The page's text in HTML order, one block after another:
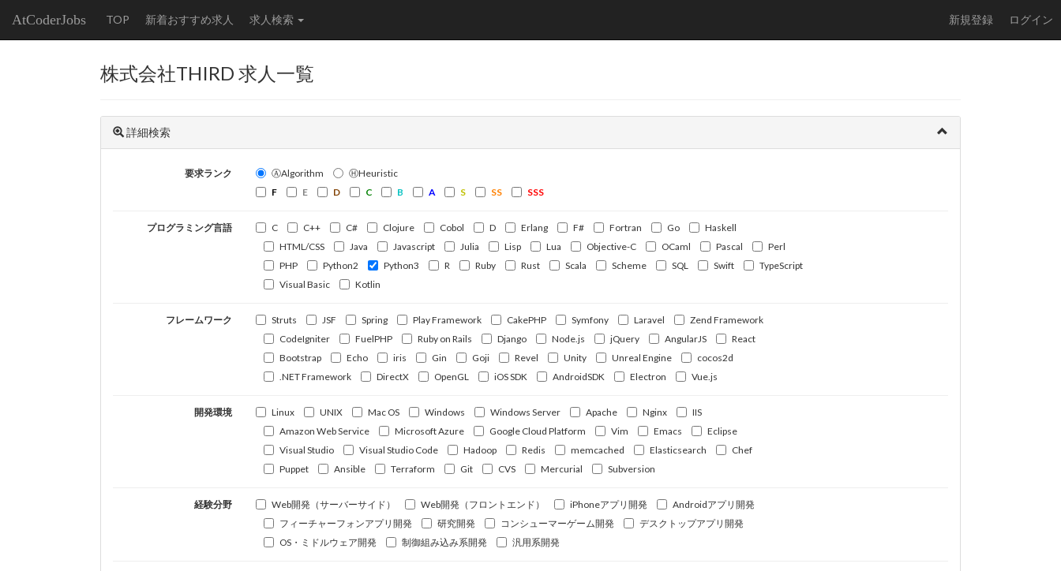
AtCoderJobs TOP 新着おすすめ求人 求人検索 新規登録 ログイン
株式会社THIRD 求人一覧
詳細検索
要求ランク ⒶAlgorithm
ⒽHeuristic
F
E D C B A S SS SSS
プログラミング言語 C C++ C# Clojure Cobol D Erlang F# Fortran Go
Haskell
HTML/CSS
Java Javascript Julia Lisp Lua Objective-C OCaml Pascal
Perl
PHP
Python2 Python3 R Ruby Rust Scala Scheme SQL Swift
TypeScript
Visual Basic
Kotlin
フレームワーク Struts JSF Spring Play Framework CakePHP Symfony Laravel
Zend Framework
CodeIgniter
FuelPHP Ruby on Rails Django Node.js jQuery AngularJS
React
Bootstrap
Echo iris Gin Goji Revel Unity Unreal Engine
cocos2d
.NET Framework
DirectX OpenGL iOS SDK AndroidSDK Electron Vue.js
開発環境 Linux UNIX Mac OS Windows Windows Server Apache Nginx
IIS
Amazon Web Service
Microsoft Azure Google Cloud Platform Vim Emacs
Eclipse
Visual Studio
Visual Studio Code Hadoop Redis memcached Elasticsearch
Chef
Puppet
Ansible Terraform Git CVS Mercurial Subversion
経験分野 Web開発（サーバーサイド） Web開発（フロントエンド） iPhoneアプリ開発
Androidアプリ開発
フィーチャーフォンアプリ開発
研究開発 コンシューマーゲーム開発
デスクトップアプリ開発
OS・ミドルウェア開発
制御組み込み系開発 汎用系開発